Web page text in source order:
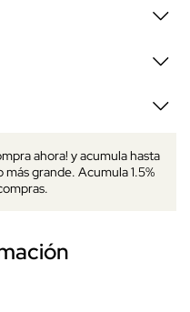
ahora! y acumula hasta
grande. Acumula 1.5%